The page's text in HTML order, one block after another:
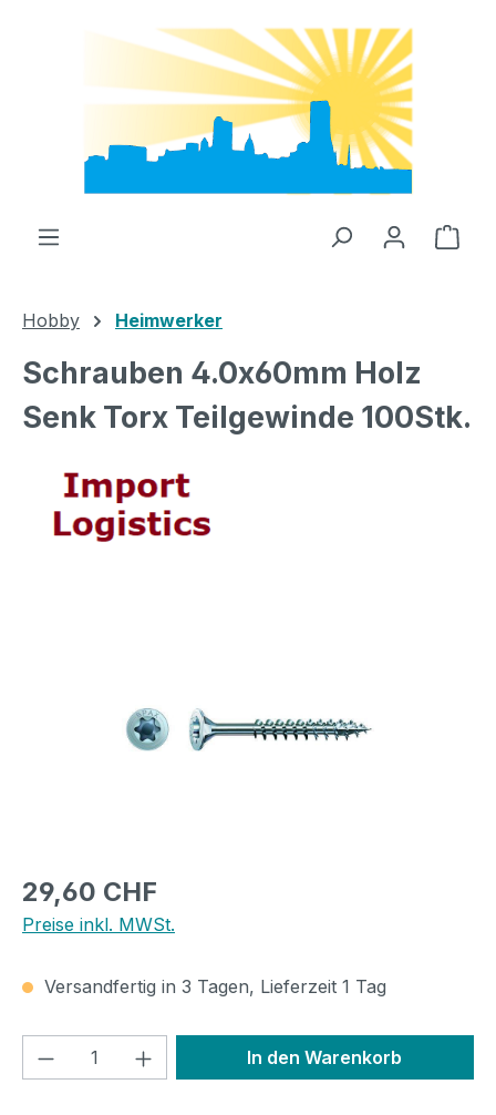
Zum Hauptinhalt springen
Hobby Heimwerker
Schrauben 4.0x60mm Holz
Senk Torx Teilgewinde 100Stk.
Regulärer Preis:
29,60 CHF
Preise inkl. MWSt.
Versandfertig in 3 Tagen, Lieferzeit 1 Tag
Produkt Anzahl: Gib denIn den Warenkorb